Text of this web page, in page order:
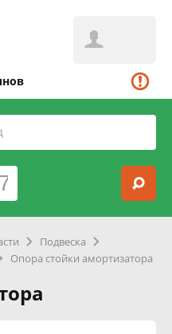
Подвеска
Опора стойки амортизатора